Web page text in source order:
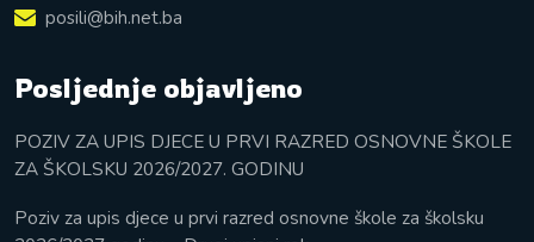
posili@bih.net.ba
Posljednje objavljeno
POZIV ZA UPIS DJECE U PRVI RAZRED OSNOVNE ŠKOLE
ZA ŠKOLSKU 2026/2027. GODINU
Poziv za upis djece u prvi razred osnovne škole za školsku